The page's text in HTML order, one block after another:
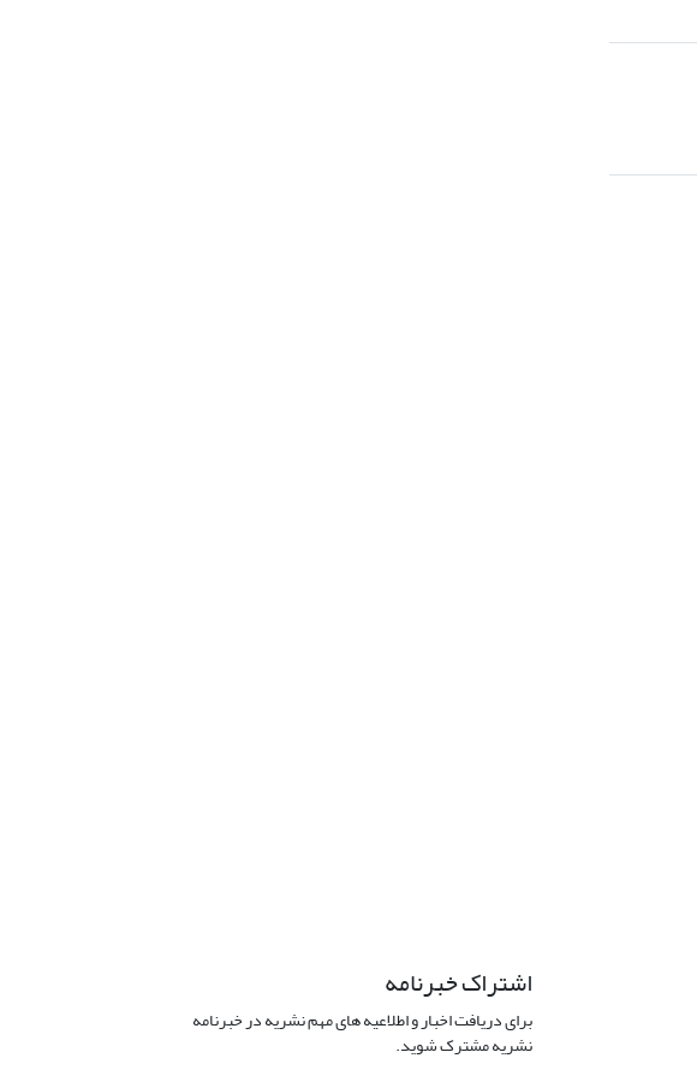
اشتراک خبرنامه
برای دریافت اخبار و اطلاعیه های مهم نشریه در خبرنامه
نشریه مشترک شوید.